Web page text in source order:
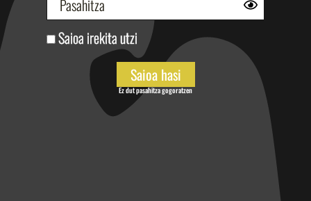
Saioa irekita utzi
Ez dut pasahitza gogoratzen